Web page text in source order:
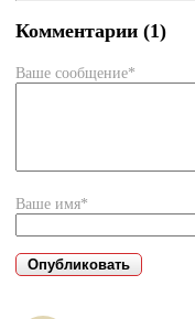
Комментарии (1)
Ваше сообщение*
Ваше имя*